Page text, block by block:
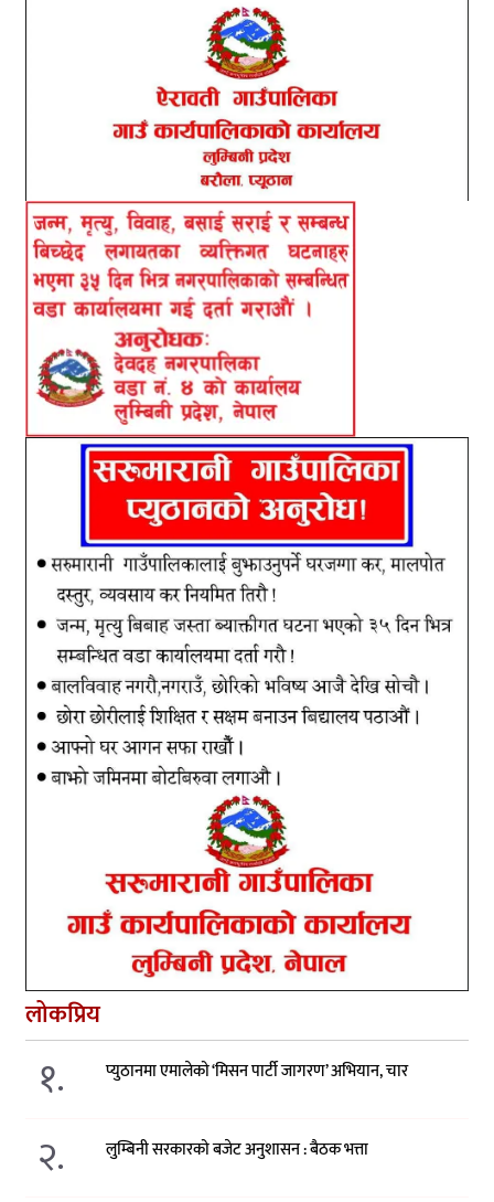
लोकप्रिय
१. प्युठानमा एमालेको ‘मिसन पार्टी जागरण’ अभियान, चार
२. लुम्बिनी सरकारको बजेट अनुशासन : बैठक भत्ता